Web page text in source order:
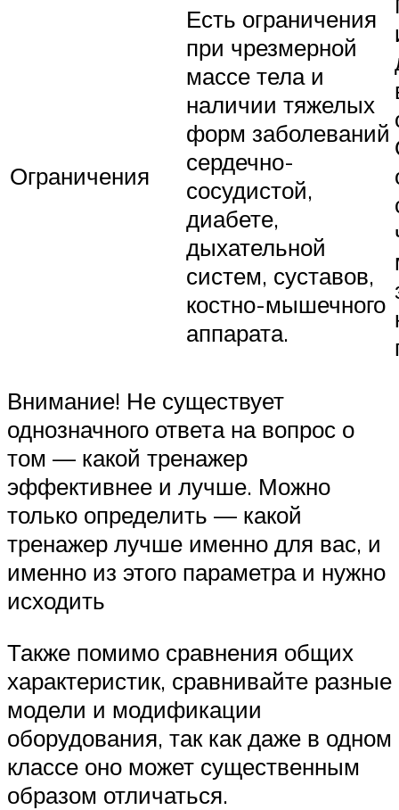
Ограничения
Есть ограничения
при чрезмерной
массе тела и
наличии тяжелых
форм заболеваний
сердечно-
сосудистой,
диабете,
дыхательной
систем, суставов,
костно-мышечного
аппарата.
Внимание! Не существует
однозначного ответа на вопрос о
том — какой тренажер
эффективнее и лучше. Можно
только определить — какой
тренажер лучше именно для вас, и
именно из этого параметра и нужно
исходить
Также помимо сравнения общих
характеристик, сравнивайте разные
модели и модификации
оборудования, так как даже в одном
классе оно может существенным
образом отличаться.